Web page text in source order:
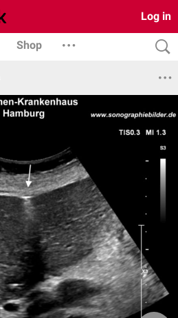
Log in
Shop